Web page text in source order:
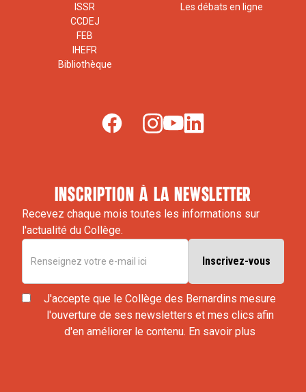
ISSR
CCDEJ
FEB
IHEFR
Bibliothèque
Les débats en ligne
inscription à la newsletter
Recevez chaque mois toutes les informations sur
l'actualité du Collège.
J'accepte que le Collège des Bernardins mesure
l'ouverture de ses newsletters et mes clics afin
d'en améliorer le contenu. En savoir plus